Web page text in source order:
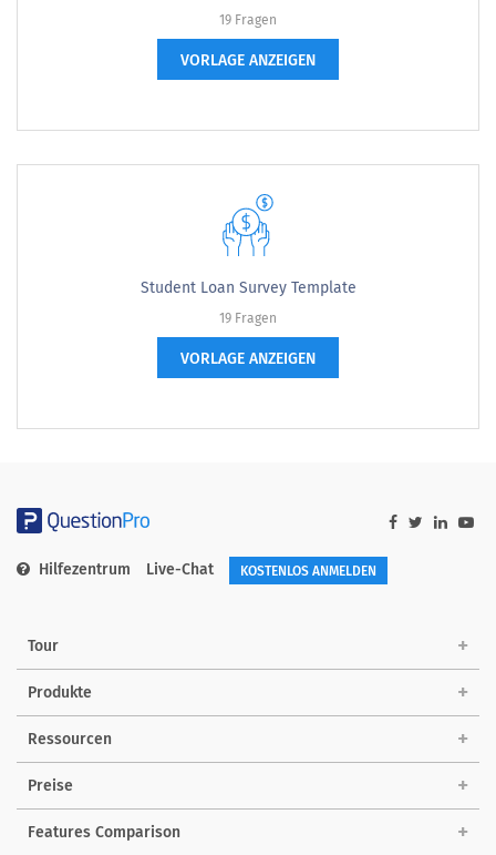
19 Fragen
VORLAGE ANZEIGEN
Student Loan Survey Template
19 Fragen
VORLAGE ANZEIGEN
Hilfezentrum Live-Chat KOSTENLOS ANMELDEN
Tour
Produkte
Ressourcen
Preise
Features Comparison